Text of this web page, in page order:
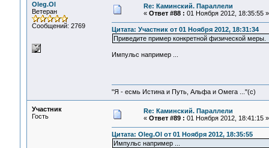
Oleg.Ol
Ветеран
Сообщений: 2769
Re: Каминский. Параллели
« Ответ #88 : 01 Ноября 2012, 18:35:55 »
Цитата: Участник от 01 Ноября 2012, 18:31:34
Приведите пример конкретной физической меры.
Импульс например ...
"Я - есмь Истина и Путь, Альфа и Омега ..."(с)
Участник
Гость
Re: Каминский. Параллели
« Ответ #89 : 01 Ноября 2012, 18:41:15 »
Цитата: Oleg.Ol от 01 Ноября 2012, 18:35:55
Импульс например ...